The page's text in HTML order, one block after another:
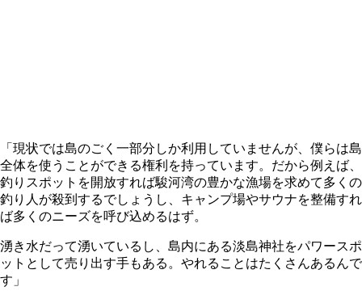
「現状では島のごく一部分しか利用していませんが、僕らは島
全体を使うことができる権利を持っています。だから例えば、
釣りスポットを開放すれば駿河湾の豊かな漁場を求めて多くの
釣り人が殺到するでしょうし、キャンプ場やサウナを整備すれ
ば多くのニーズを呼び込めるはず。
湧き水だって湧いているし、島内にある淡島神社をパワースポ
ットとして売り出す手もある。やれることはたくさんあるんで
す」